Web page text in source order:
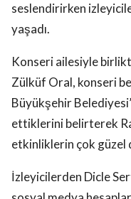
seslendirirken
yaşadı.
Konseri ailesiyle
Zülküf Oral, konseri
Büyükşehir
ettiklerini belirterek
etkinliklerin çok
İzleyicilerden Dicle